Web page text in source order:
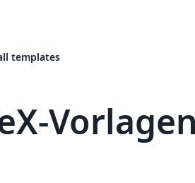
templates